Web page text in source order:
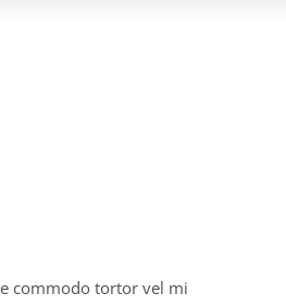
commodo tortor vel mi